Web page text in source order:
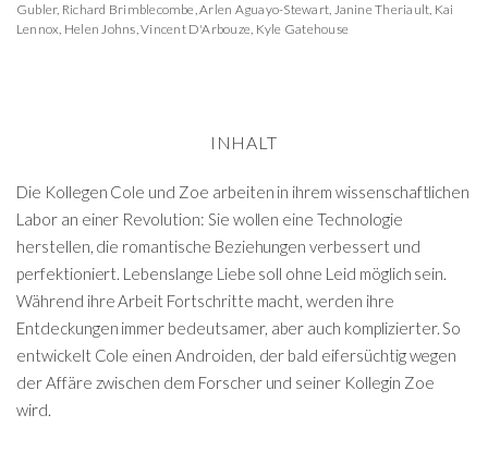
Gubler, Richard Brimblecombe,Arlen Aguayo-Stewart, Janine Theriault, Kai
Lennox, Helen Johns,Vincent D'Arbouze, Kyle Gatehouse
INHALT
Die Kollegen Cole und Zoe arbeiten in ihrem wissenschaftlichen
Labor an einer Revolution: Sie wollen eine Technologie
herstellen, die romantische Beziehungen verbessert und
perfektioniert. Lebenslange Liebe soll ohne Leid möglich sein.
Während ihre Arbeit Fortschritte macht, werden ihre
Entdeckungen immer bedeutsamer, aber auch komplizierter. So
entwickelt Cole einen Androiden, der bald eifersüchtig wegen
der Affäre zwischen dem Forscher und seiner Kollegin Zoe
wird.